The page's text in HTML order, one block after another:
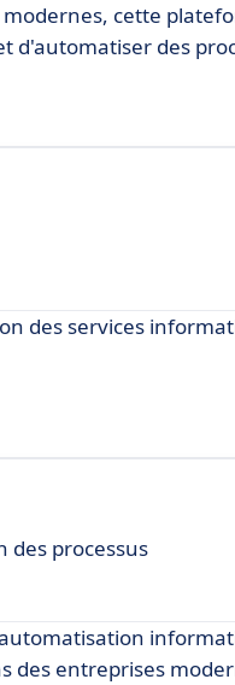
cette
des
des services
des processus
entreprises